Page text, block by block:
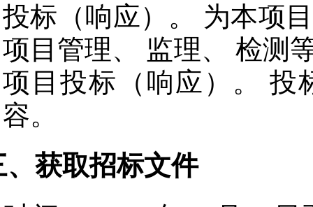
投标（响应）。 为本项
项目管理、 监理、 检测
项目投标（响应）。 投
容。
、获取招标文件